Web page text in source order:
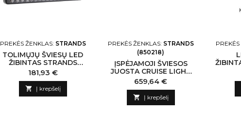
PREKĖS ŽENKLAS: STRANDS
TOLIMŲJŲ ŠVIESŲ LED
ŽIBINTAS STRANDS
NUUK E-LINE
Kaina
181,93 €
 Į krepšelį
PREKĖS ŽENKLAS: STRANDS
(850218)
ĮSPĖJAMOJI ŠVIESOS
JUOSTA CRUISE LIGHT
SLIM 1380,4 MM
Kaina
659,64 €
 Į krepšelį